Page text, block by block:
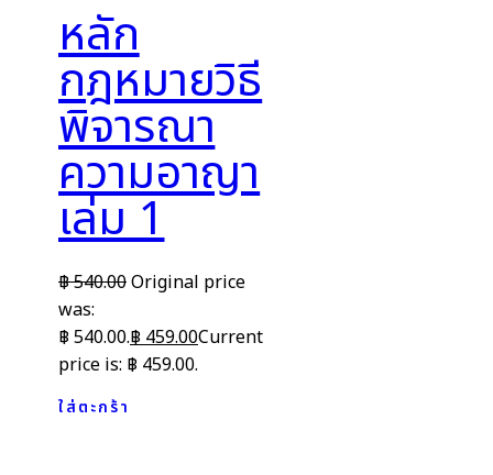
หลัก
กฎหมายวิธี
พิจารณา
ความอาญา
เล่ม 1
฿540.00Original price
was:
฿ 540.00.฿459.00Current
price is: ฿ 459.00.
ใส่ตะกร้า